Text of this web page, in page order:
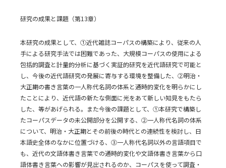
研究の成果と課題（第13章）
本研究の成果として、①近代雑誌コーパスの構築により、従来の人
手による研究手法では困難であった、大規模コーパスの使用による
包括的調査と計量的分析に基づく実証的研究を近代語研究で可能と
し、今後の近代語研究の発展に寄与する環境を整備した、②明治・
大正期の書き言葉の一人称代名詞の体系と通時的変化を明らかにし
たことにより、近代語の新たな側面に光をあて新しい知見をもたら
した、等があげられる。また今後の課題として、①本研究で構築し
たコーパスデータの未公開部分を公開する、②一人称代名詞の体系
について、明治・大正期とその前後の時代との連続性を検討し、日
本語史全体のなかに位置づける、③一人称代名詞以外の言語項目で
も、近代の文語体書き言葉での通時的変化や文語体書き言葉から口
語体書き言葉への影響が見出されるのか、コーパスを使って調査・